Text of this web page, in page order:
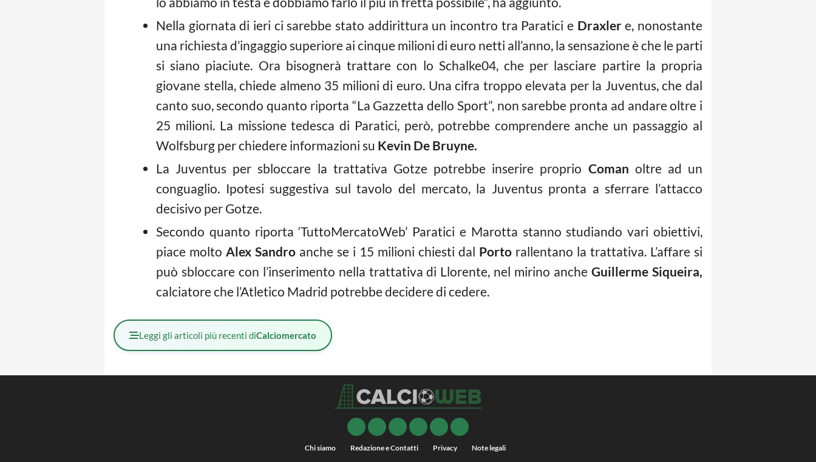
Nella giornata di ieri ci sarebbe stato addirittura un incontro tra Paratici e Draxlere, nonostante
una richiesta d’ingaggio superiore ai cinque milioni di euro netti all’anno, la sensazione è che le parti
si siano piaciute. Ora bisognerà trattare con lo Schalke04, che per lasciare partire la propria
giovane stella, chiede almeno 35 milioni di euro. Una cifra troppo elevata per la Juventus, che dal
canto suo, secondo quanto riporta “La Gazzetta dello Sport”, non sarebbe pronta ad andare oltre i
25 milioni. La missione tedesca di Paratici, però, potrebbe comprendere anche un passaggio al
Wolfsburg per chiedere informazioni su Kevin De Bruyne.
La Juventus per sbloccare la trattativa Gotze potrebbe inserire proprio Coman oltre ad un
conguaglio. Ipotesi suggestiva sul tavolo del mercato, la Juventus pronta a sferrare l’attacco
decisivo per Gotze.
Secondo quanto riporta ‘TuttoMercatoWeb’ Paratici e Marotta stanno studiando vari obiettivi,
piace molto Alex Sandro anche se i 15 milioni chiesti dal Porto rallentano la trattativa. L’affare si
può sbloccare con l’inserimento nella trattativa di Llorente, nel mirino ancheGuillerme Siqueira,
calciatore che l’Atletico Madrid potrebbe decidere di cedere.
Leggi gli articoli più recenti diCalciomercato
Chi siamo Redazione e Contatti Privacy Note legali